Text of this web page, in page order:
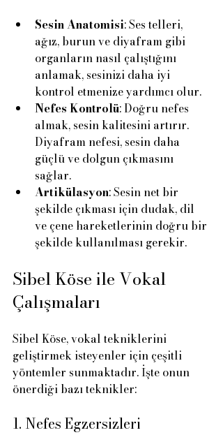
Sesin Anatomisi: Ses telleri,
ağız, burun ve diyafram gibi
organların nasıl çalıştığını
anlamak, sesinizi daha iyi
kontrol etmenize yardımcı olur.
Nefes Kontrolü: Doğru nefes
almak, sesin kalitesini artırır.
Diyafram nefesi, sesin daha
güçlü ve dolgun çıkmasını
sağlar.
Artikülasyon: Sesin net bir
şekilde çıkması için dudak, dil
ve çene hareketlerinin doğru bir
şekilde kullanılması gerekir.
Sibel Köse ile Vokal
Çalışmaları
Sibel Köse, vokal tekniklerini
geliştirmek isteyenler için çeşitli
yöntemler sunmaktadır. İşte onun
önerdiği bazı teknikler:
1. Nefes Egzersizleri